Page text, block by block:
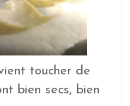
toucher de
bien secs, bien